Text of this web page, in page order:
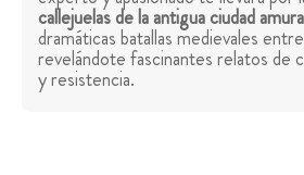
callejuelas de la antigua ciudad
dramáticas batallas medievales
revelándote fascinantes relatos de
y resistencia.